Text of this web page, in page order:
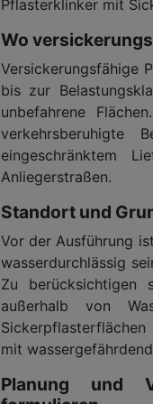
Pflasterklinker mit
Wo
Versickerungsfähige
bis zur
unbefahrene
verkehrsberuhigte
eingeschränktem
Anliegerstraßen.
Standort und
Vor der Ausführung
wasserdurchlässig
Zu berücksichtigen
außerhalb von
mit
Planung und